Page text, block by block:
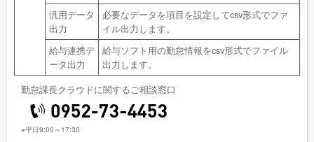
汎用データ
出力
必要なデータを項目を設定してcsv形式でファ
イル出力します。
給与連携デ
ータ出力
給与ソフト用の勤怠情報をcsv形式でファイル
出力します。
勤怠課長クラウドに関するご相談窓口
※平日9:00～17:30